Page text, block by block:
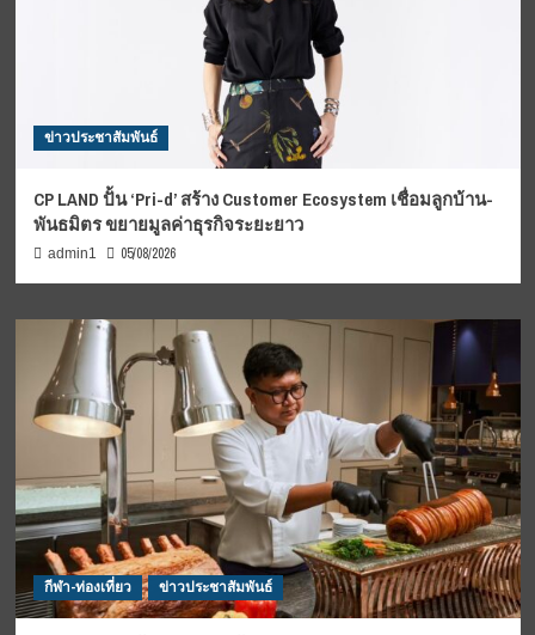
ข่าวประชาสัมพันธ์
CP LAND ปั้น ‘Pri-d’ สร้าง Customer Ecosystem เชื่อมลูกบ้าน-
พันธมิตร ขยายมูลค่าธุรกิจระยะยาว
admin1 05/08/2026
กีฬา-ท่องเที่ยว ข่าวประชาสัมพันธ์